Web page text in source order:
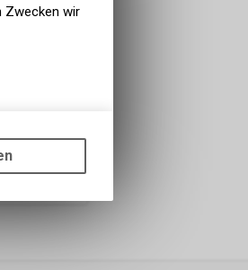
Zwecken wir
wie die
die